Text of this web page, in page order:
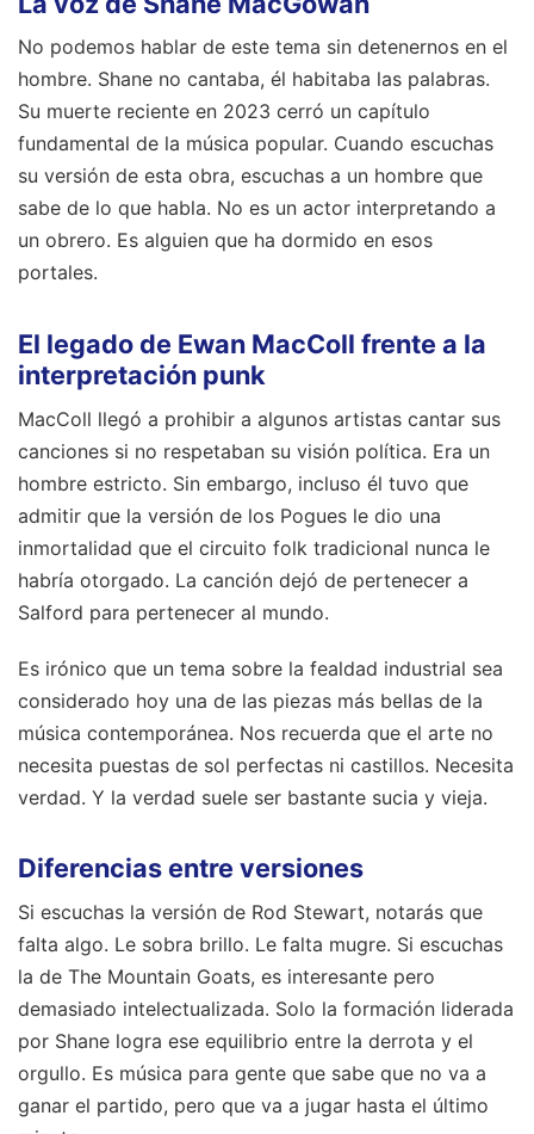
No podemos hablar de este tema sin detenernos en el
hombre. Shane no cantaba, él habitaba las palabras.
Su muerte reciente en 2023 cerró un capítulo
fundamental de la música popular. Cuando escuchas
su versión de esta obra, escuchas a un hombre que
sabe de lo que habla. No es un actor interpretando a
un obrero. Es alguien que ha dormido en esos
portales.
El legado de Ewan MacColl frente a la
interpretación punk
MacColl llegó a prohibir a algunos artistas cantar sus
canciones si no respetaban su visión política. Era un
hombre estricto. Sin embargo, incluso él tuvo que
admitir que la versión de los Pogues le dio una
inmortalidad que el circuito folk tradicional nunca le
habría otorgado. La canción dejó de pertenecer a
Salford para pertenecer al mundo.
Es irónico que un tema sobre la fealdad industrial sea
considerado hoy una de las piezas más bellas de la
música contemporánea. Nos recuerda que el arte no
necesita puestas de sol perfectas ni castillos. Necesita
verdad. Y la verdad suele ser bastante sucia y vieja.
Diferencias entre versiones
Si escuchas la versión de Rod Stewart, notarás que
falta algo. Le sobra brillo. Le falta mugre. Si escuchas
la de The Mountain Goats, es interesante pero
demasiado intelectualizada. Solo la formación liderada
por Shane logra ese equilibrio entre la derrota y el
orgullo. Es música para gente que sabe que no va a
ganar el partido, pero que va a jugar hasta el último